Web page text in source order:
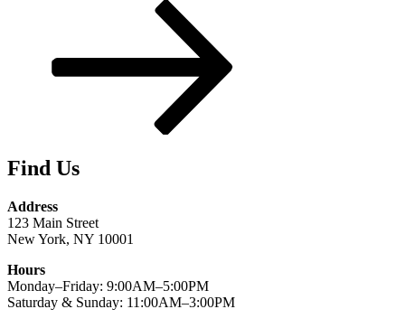
Find Us
Address
123 Main Street
New York, NY 10001
Hours
Monday–Friday: 9:00AM–5:00PM
Saturday & Sunday: 11:00AM–3:00PM